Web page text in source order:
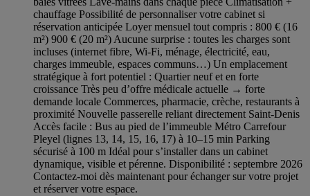
chauffage Possibilité de personnaliser votre cabinet si
réservation anticipée Loyer mensuel tout compris : 800 € (16
m²) 900 € (20 m²) Aucune surprise : toutes les charges sont
incluses (internet fibre, Wi-Fi, ménage, électricité, eau,
charges immeuble, espaces communs…) Un emplacement
stratégique à fort potentiel : Quartier neuf et en forte
croissance Très peu d’offre médicale actuelle → forte
demande locale Commerces, pharmacie, crèche, restaurants à
proximité Nouvelle passerelle reliant directement Saint-Denis
Accès facile : Bus au pied de l’immeuble Métro Carrefour
Pleyel (lignes 13, 14, 15, 16, 17) à 10–15 min Parking
sécurisé à 100 m Idéal pour s’installer dans un cabinet
dynamique, visible et pérenne. Disponibilité : septembre 2026
Contactez-moi dès maintenant pour échanger sur votre projet
et réserver votre espace.